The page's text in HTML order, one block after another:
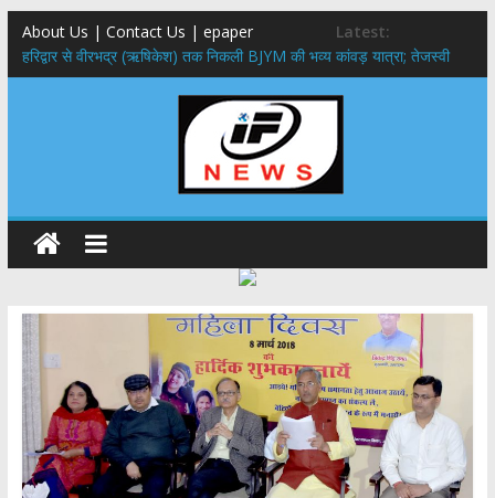
About Us | Contact Us | epaper
Latest:
​हरिद्वार से वीरभद्र (ऋषिकेश) तक निकली BJYM की भव्य कांवड़ यात्रा; तेजस्वी
सूर्या ने की देश व प्रदेशवासियों के कल्याण की कामना
नंदा की चौकी पुल हादसा: PWD के EE, AE और JE निलंबित, सीएम धामी के निर्देश
मुख्यमंत्री ने 9 लाख 87 हजार17 पेंशन लाभार्थियों को कुल 146 करोड़ 32 लाख
राष्ट्रीय हथकरघा दिवस पर मुख्यमंत्री धामी ने उत्कृष्ट बुनकरों और हस्तशिल्प
कारीगरों को किया सम्मानित
​धामी कैबिनेट का बड़ा फैसला: पशुपालकों को 60% तक सब्सिडी, गंगा एक्सप्रेसवे का
हरिद्वार तक होगा विस्तार